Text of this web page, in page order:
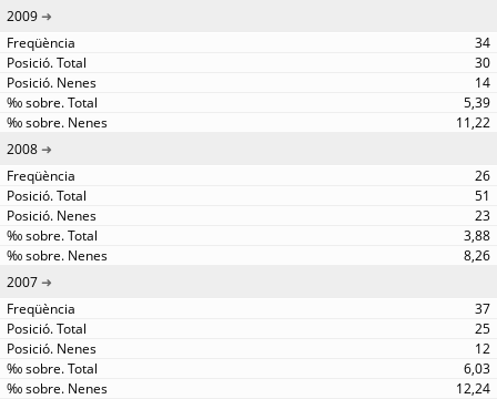
2009
34
30
14
5,39
11,22
2008
26
51
23
3,88
8,26
2007
37
25
12
6,03
12,24